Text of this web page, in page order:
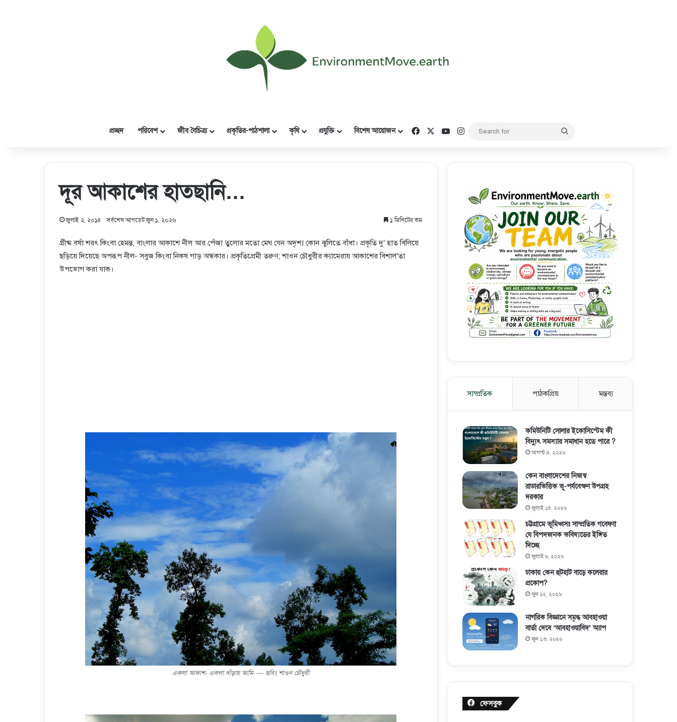
প্রচ্ছদ পরিবেশ জীব বৈচিত্র্য প্রকৃতির-পাঠশালা কৃষি প্রযুক্তি বিশেষ আয়োজন Facebook YouTubeInstagram
দূর আকাশের হাতছানি…
জুলাই ২, ২০১৪ সর্বশেষ আপডেট জুন ১, ২০২৬ ১ মিনিটের কম
গ্রীষ্ম বর্ষা শরৎ কিংবা হেমন্ত, বাংলার আকাশে নীল আর পেঁজা তুলোর মতো মেঘ যেন অদৃশ্য কোন ঝুলিতে বাঁধা। প্রকৃতি দু’ হাত বিলিয়ে
ছড়িয়ে দিয়েছে অপরূপ নীল- সবুজ কিংবা নিকষ গাড় অন্ধকার। প্রকৃতিপ্রেমী তরুণ; শাওন চৌধুরীর ক্যামেরায় আকাশের বিশাল’তা
উপভোগ করা যাক।
একলা আকাশ- একলা দাঁড়ায় আমি- — ছবিঃ শাওন চৌধুরী
সাম্প্রতিক পাঠকপ্রিয় মন্তব্য
কমিউনিটি সোলার ইকোসিস্টেম কী
বিদ্যুৎ সমস্যার সমাধান হতে পারে ?
আগস্ট ৪, ২০২৬
কেন বাংলাদেশের নিজস্ব
রাডারভিত্তিক ভূ-পর্যবেক্ষণ উপগ্রহ
দরকার
জুলাই ১৫, ২০২৬
চট্টগ্রামে ভূমিধ্বসঃ সাম্প্রতিক গবেষণা
যে বিপদজনক ভবিষ্যতের ইঙ্গিত
দিচ্ছে
জুলাই ৯, ২০২৬
ঢাকায় কেন হুটহাট বাড়ে কলেরার
প্রকোপ?
জুন ২২, ২০২৬
নাগরিক বিজ্ঞানে সমৃদ্ধ আবহাওয়া
বার্তা দেবে ‘আবহাওয়াবিদ’ অ্যাপ
জুন ১৩, ২০২৬
ফেসবুক